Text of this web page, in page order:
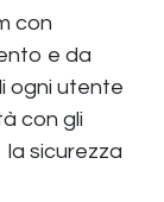
con
e da
ogni utente
con gli
sicurezza